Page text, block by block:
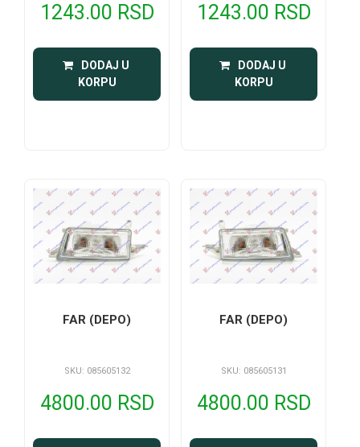
1243.00 RSD
DODAJ U
KORPU
1243.00 RSD
DODAJ U
KORPU
FAR (DEPO)
SKU: 085605132
4800.00 RSD
FAR (DEPO)
SKU: 085605131
4800.00 RSD